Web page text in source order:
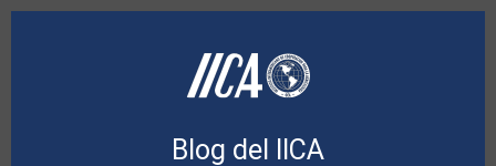
Pasar
Blog del IICA